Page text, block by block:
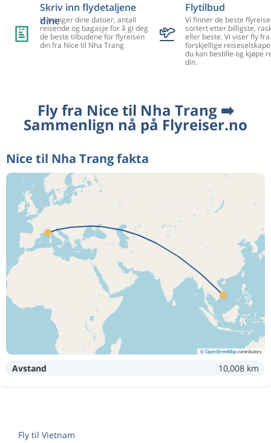
Skriv inn flydetaljene
dine
Vi trenger dine datoer, antall
reisende og bagasje for å gi deg
de beste tilbudene for flyreisen
din fra Nice til Nha Trang
Flytilbud
Vi finner de beste
sortert etter billigste,
eller beste. Vi viser fly
forskjellige
du kan bestille og kjøpe
din.
Fly fra Nice til Nha Trang ➡️
Sammenlign nå på Flyreiser.no
Nice til Nha Trang fakta
©OpenStreetMapcontributors
Avstand 10,008 km
Fly til Vietnam